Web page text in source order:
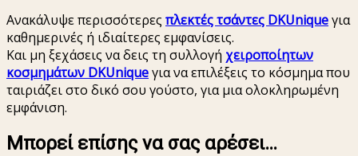
Ανακάλυψε περισσότερες πλεκτές τσάντες DKUniqueγια
καθημερινές ή ιδιαίτερες εμφανίσεις.
Και μη ξεχάσεις να δεις τη συλλογή χειροποίητων
κοσμημάτων DKUniqueγια να επιλέξεις το κόσμημα που
ταιριάζει στο δικό σου γούστο, για μια ολοκληρωμένη
εμφάνιση.
Μπορεί επίσης να σας αρέσει…